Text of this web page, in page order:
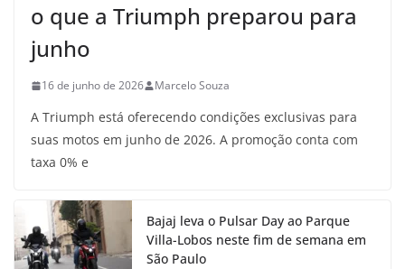
o que a Triumph preparou para
junho
16 de junho de 2026 Marcelo Souza
A Triumph está oferecendo condições exclusivas para
suas motos em junho de 2026. A promoção conta com
taxa 0% e
Bajaj leva o Pulsar Day ao Parque
Villa-Lobos neste fim de semana em
São Paulo